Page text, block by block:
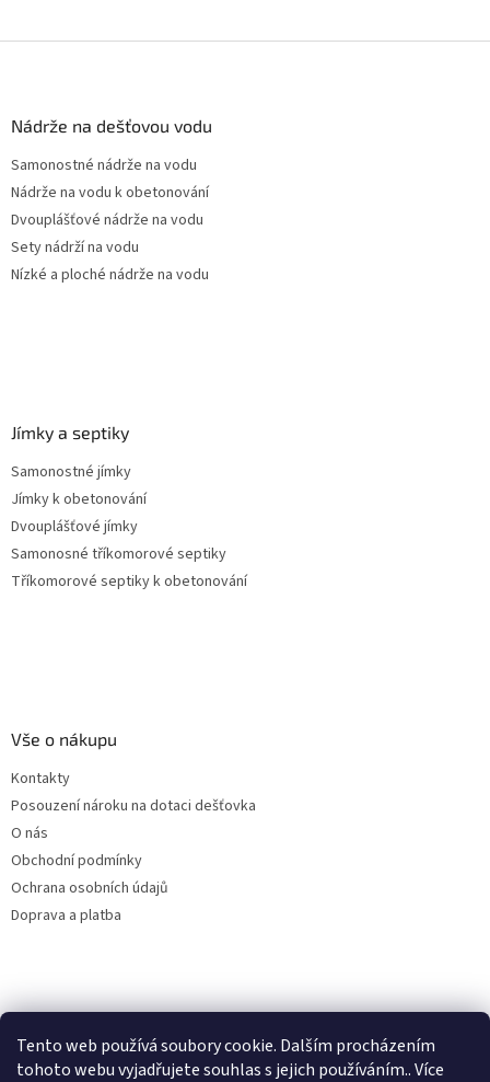
Tento web používá soubory cookie. Dalším procházením
tohoto webu vyjadřujete souhlas s jejich používáním.. Více
Nádrže na dešťovou vodu
Samonostné nádrže na vodu
Nádrže na vodu k obetonování
Dvouplášťové nádrže na vodu
Sety nádrží na vodu
Nízké a ploché nádrže na vodu
Jímky a septiky
Samonostné jímky
Jímky k obetonování
Dvouplášťové jímky
Samonosné tříkomorové septiky
Tříkomorové septiky k obetonování
Vše o nákupu
Kontakty
Posouzení nároku na dotaci dešťovka
O nás
Obchodní podmínky
Ochrana osobních údajů
Doprava a platba
Filtry dešťové vody
Online